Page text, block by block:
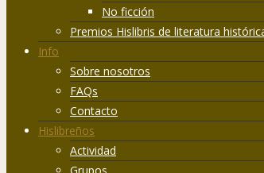
No ficción
Premios Hislibris de literatura
Info
Sobre nosotros
FAQs
Contacto
Hislibreños
Actividad